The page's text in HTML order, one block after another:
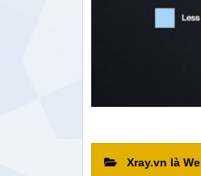
Xray.vn là